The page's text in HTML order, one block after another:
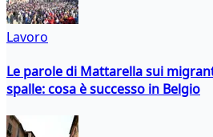
Lavoro
Le parole di Mattarella sui
spalle: cosa è successo in Belgio